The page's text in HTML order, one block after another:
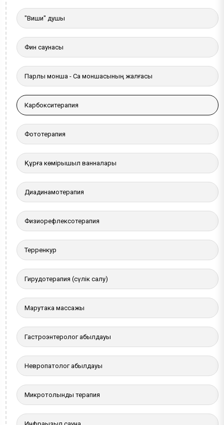
"Виши" душы
Фин саунасы
Парлы монша - Сақ моншасының жалғасы
Карбокситерапия
Фототерапия
Құрғақ көмірқышқыл ванналары
Диадинамотерапия
Физиорефлексотерапия
Терренкур
Гирудотерапия (сүлік салу)
Марутака массажы
Гастроэнтеролог қабылдауы
Невропатолог қабылдауы
Микротолқынды терапия